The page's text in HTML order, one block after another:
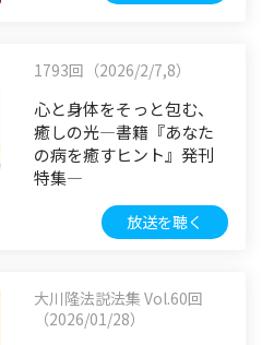
1793回（2026/2/7,8）
心と身体をそっと包む、
癒しの光―書籍『あなた
の病を癒すヒント』発刊
特集―
放送を聴く
大川隆法説法集 Vol.60回
（2026/01/28）